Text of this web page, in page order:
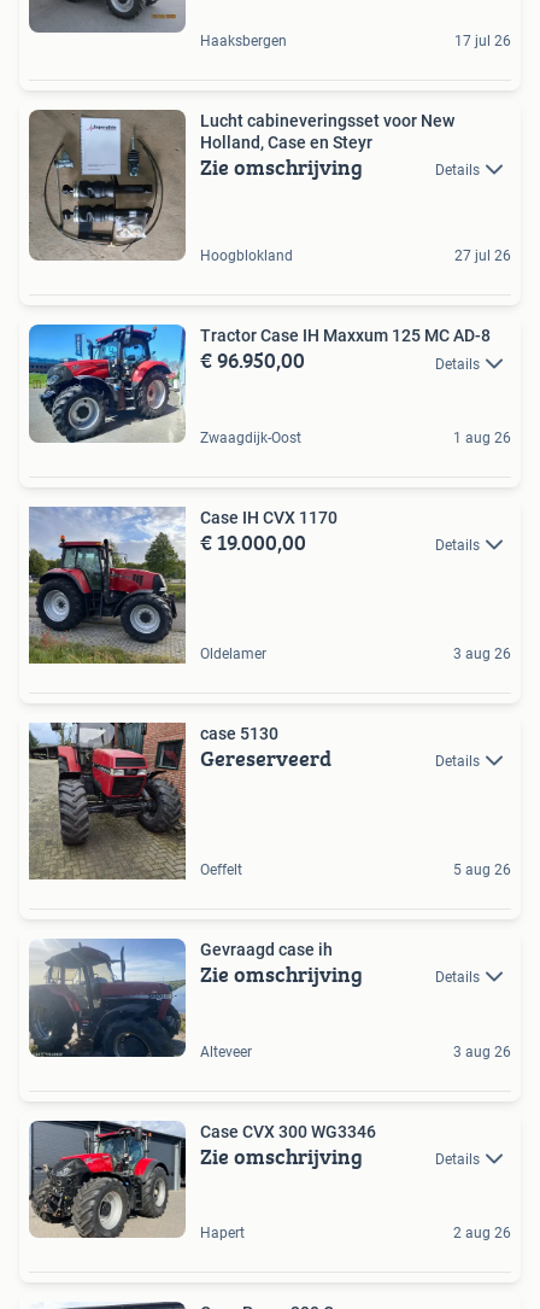
Haaksbergen 17 jul 26
Lucht cabineveringsset voor New
Holland, Case en Steyr
Zie omschrijving Details
Hoogblokland 27 jul 26
Tractor Case IH Maxxum 125 MC AD-8
€ 96.950,00 Details
Zwaagdijk-Oost 1 aug 26
Case IH CVX 1170
€ 19.000,00 Details
Oldelamer 3 aug 26
case 5130
Gereserveerd Details
Oeffelt 5 aug 26
Gevraagd case ih
Zie omschrijving Details
Alteveer 3 aug 26
Case CVX 300 WG3346
Zie omschrijving Details
Hapert 2 aug 26